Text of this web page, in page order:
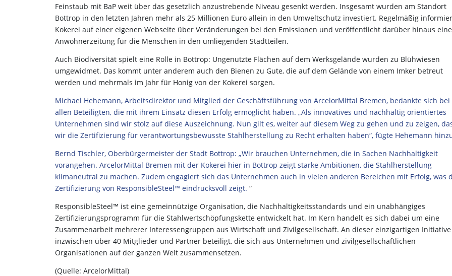
Feinstaub mit BaP weit über das gesetzlich anzustrebende Niveau gesenkt werden. Insgesamt wurden am Standort
Bottrop in den letzten Jahren mehr als 25 Millionen Euro allein in den Umweltschutz investiert. Regelmäßig
Kokerei auf einer eigenen Webseite über Veränderungen bei den Emissionen und veröffentlicht darüber hinaus eine
Anwohnerzeitung für die Menschen in den umliegenden Stadtteilen.
Auch Biodiversität spielt eine Rolle in Bottrop: Ungenutzte Flächen auf dem Werksgelände wurden zu Blühwiesen
umgewidmet. Das kommt unter anderem auch den Bienen zu Gute, die auf dem Gelände von einem Imker betreut
werden und mehrmals im Jahr für Honig von der Kokerei sorgen.
Michael Hehemann, Arbeitsdirektor und Mitglied der Geschäftsführung von ArcelorMittal Bremen, bedankte sich bei
allen Beteiligten, die mit ihrem Einsatz diesen Erfolg ermöglicht haben. „Als innovatives und nachhaltig orientiertes
Unternehmen sind wir stolz auf diese Auszeichnung. Nun gilt es, weiter auf diesem Weg zu gehen und zu zeigen,
wir die Zertifizierung für verantwortungsbewusste Stahlherstellung zu Recht erhalten haben“, fügte Hehemann
Bernd Tischler, Oberbürgermeister der Stadt Bottrop: „Wir brauchen Unternehmen, die in Sachen Nachhaltigkeit
vorangehen. ArcelorMittal Bremen mit der Kokerei hier in Bottrop zeigt starke Ambitionen, die Stahlherstellung
klimaneutral zu machen. Zudem engagiert sich das Unternehmen auch in vielen anderen Bereichen mit Erfolg, was
Zertifizierung von ResponsibleSteel™ eindrucksvoll zeigt. “
ResponsibleSteel™ ist eine gemeinnützige Organisation, die Nachhaltigkeitsstandards und ein unabhängiges
Zertifizierungsprogramm für die Stahlwertschöpfungskette entwickelt hat. Im Kern handelt es sich dabei um eine
Zusammenarbeit mehrerer Interessengruppen aus Wirtschaft und Zivilgesellschaft. An dieser einzigartigen
inzwischen über 40 Mitglieder und Partner beteiligt, die sich aus Unternehmen und zivilgesellschaftlichen
Organisationen auf der ganzen Welt zusammensetzen.
(Quelle: ArcelorMittal)